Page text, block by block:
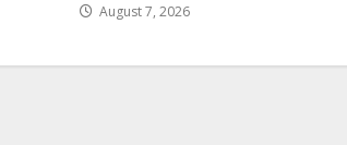
August 7, 2026